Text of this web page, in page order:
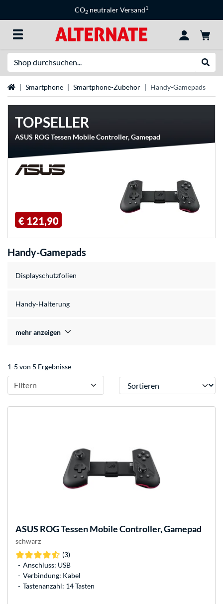
CO2 neutraler Versand1
StartseiteSmartphone Smartphone-Zubehör Handy-Gamepads
TOPSELLER
ASUS ROG Tessen Mobile Controller, Gamepad
€ 121,90
Handy-Gamepads
Displayschutzfolien
Handy-Halterung
mehr anzeigen
1-5 von 5 Ergebnisse
Filtern Sortieren
ASUS ROG Tessen Mobile Controller, Gamepad
schwarz
(3)
Anschluss: USB
Verbindung: Kabel
Tastenanzahl: 14 Tasten